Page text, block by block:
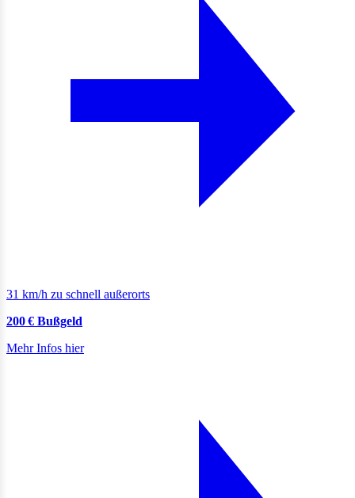
31 km/h zu schnell außerorts
200 € Bußgeld
Mehr Infos hier